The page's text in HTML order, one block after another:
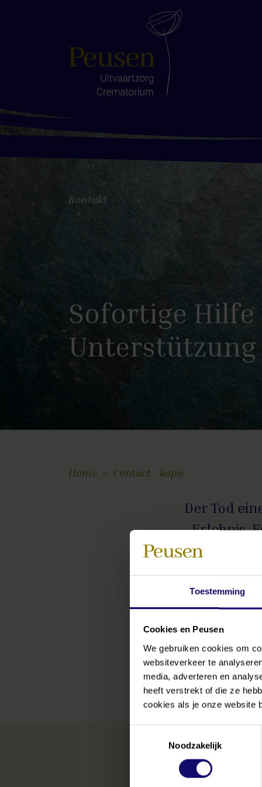
Toestemming
Cookies en Peusen
We gebruiken cookies om
websiteverkeer te
media, adverteren en
heeft verstrekt of die ze
cookies als je onze website
Noodzakelijk
Kontakt
Sofortige Hilfe
Unterstützung
Home Contact - kopie
Der Tod
Erlebnis.
werden.
Peusen